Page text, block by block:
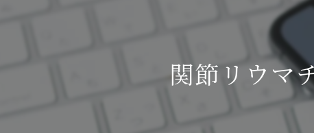
関節リウマ